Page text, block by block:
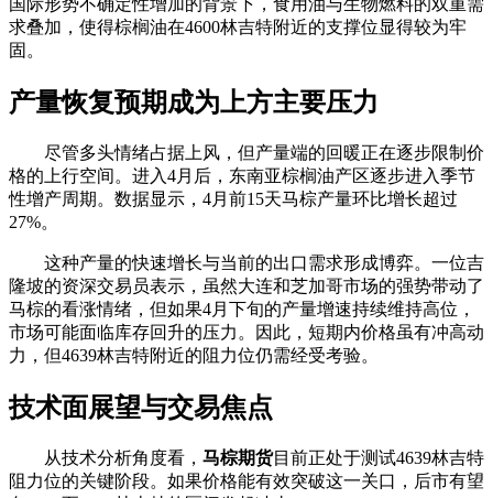
国际形势不确定性增加的背景下，食用油与生物燃料的双重需
求叠加，使得棕榈油在4600林吉特附近的支撑位显得较为牢
固。
产量恢复预期成为上方主要压力
尽管多头情绪占据上风，但产量端的回暖正在逐步限制价
格的上行空间。进入4月后，东南亚棕榈油产区逐步进入季节
性增产周期。数据显示，4月前15天马棕产量环比增长超过
27%。
这种产量的快速增长与当前的出口需求形成博弈。一位吉
隆坡的资深交易员表示，虽然大连和芝加哥市场的强势带动了
马棕的看涨情绪，但如果4月下旬的产量增速持续维持高位，
市场可能面临库存回升的压力。因此，短期内价格虽有冲高动
力，但4639林吉特附近的阻力位仍需经受考验。
技术面展望与交易焦点
从技术分析角度看， 马棕期货目前正处于测试4639林吉特
阻力位的关键阶段。如果价格能有效突破这一关口，后市有望